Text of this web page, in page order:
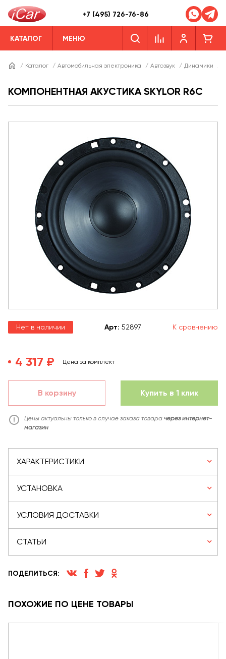
+7 (495) 726-76-86
КАТАЛОГ МЕНЮ
/ Каталог / Автомобильная электроника / Автозвук / Динамики
КОМПОНЕНТНАЯ АКУСТИКА SKYLOR R6C
Нет в наличии Арт: 52897 К сравнению
4 317 ₽ Цена за комплект
В корзину Купить в 1 клик
Цены актуальны только в случае заказа товара через интернет-
магазин
ХАРАКТЕРИСТИКИ
УСТАНОВКА
УСЛОВИЯ ДОСТАВКИ
СТАТЬИ
ПОДЕЛИТЬСЯ:
ПОХОЖИЕ ПО ЦЕНЕ ТОВАРЫ